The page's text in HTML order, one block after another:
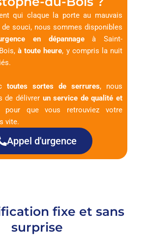
qui claque la porte au mauvais
de souci, nous sommes disponibles
en dépannageà Saint-
à toute heure, y compris la nuit
toutes sortes de serrures, nous
de délivrer un service de qualité et
pour que vous retrouviez votre
vite.
Appel d'urgence
fixe et sans
surprise